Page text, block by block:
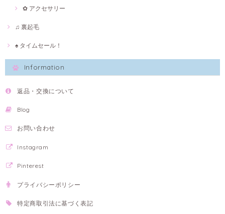
✿ アクセサリー
♫ 裏起毛
♠ タイムセール！
Information
返品・交換について
Blog
お問い合わせ
Instagram
Pinterest
プライバシーポリシー
特定商取引法に基づく表記